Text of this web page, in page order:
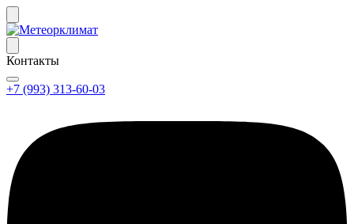
Контакты
+7 (993) 313-60-03